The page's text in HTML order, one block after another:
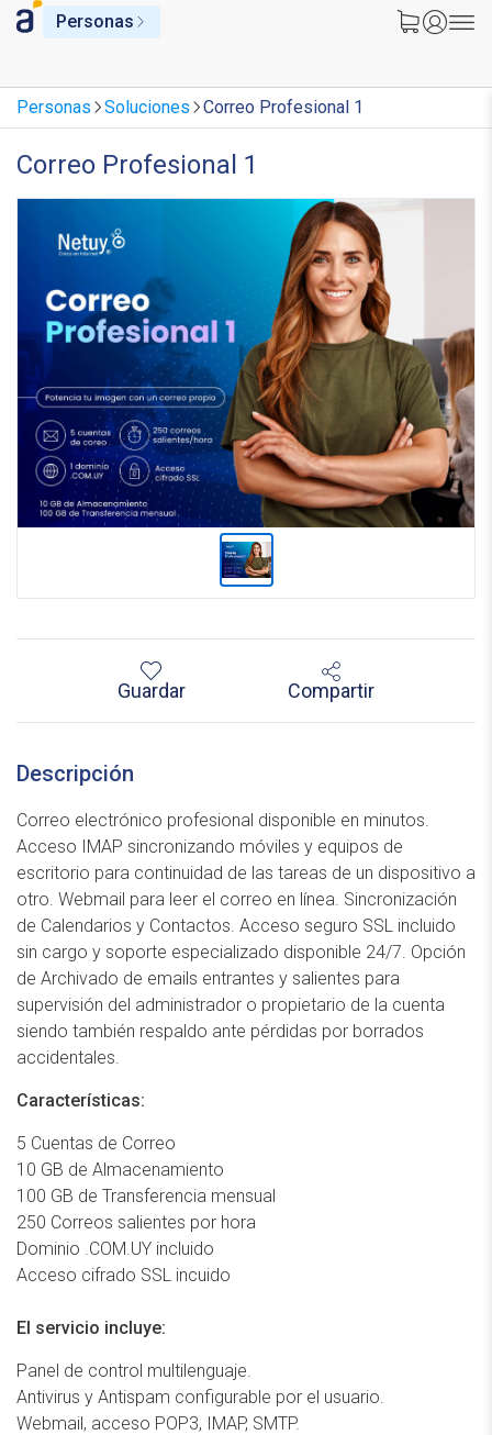
Personas
Personas Soluciones Correo Profesional 1
Correo Profesional 1
Guardar Compartir
Descripción
Correo electrónico profesional disponible en minutos.
Acceso IMAP sincronizando móviles y equipos de
escritorio para continuidad de las tareas de un dispositivo a
otro. Webmail para leer el correo en línea. Sincronización
de Calendarios y Contactos. Acceso seguro SSL incluido
sin cargo y soporte especializado disponible 24/7. Opción
de Archivado de emails entrantes y salientes para
supervisión del administrador o propietario de la cuenta
siendo también respaldo ante pérdidas por borrados
accidentales.
Características:
5 Cuentas de Correo
10 GB de Almacenamiento
100 GB de Transferencia mensual
250 Correos salientes por hora
Dominio .COM.UY incluido
Acceso cifrado SSL incuido
El servicio incluye:
Panel de control multilenguaje.
Antivirus y Antispam configurable por el usuario.
Webmail, acceso POP3, IMAP, SMTP.